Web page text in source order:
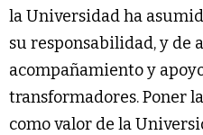
la Universidad ha
su responsabilidad, y de
acompañamiento y
transformadores. Poner
como valor de la